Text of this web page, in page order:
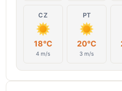
CZ
18°C
4 m/s
PT
20°C
3 m/s